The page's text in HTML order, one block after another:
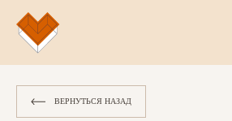
ВЕРНУТЬСЯ НАЗАД